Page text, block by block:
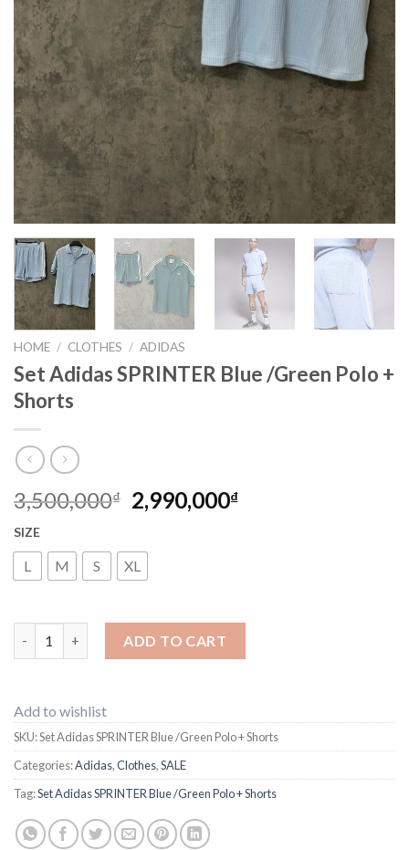
HOME / CLOTHES / ADIDAS
Set Adidas SPRINTER Blue /Green Polo +
Shorts
3,500,000₫ 2,990,000₫
SIZE
L M S XL
ADD TO CART
Add to wishlist
SKU:Set Adidas SPRINTER Blue /Green Polo + Shorts
Categories:Adidas,Clothes,SALE
Tag:Set Adidas SPRINTER Blue /Green Polo + Shorts